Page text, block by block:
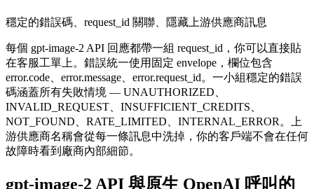
穩定的錯誤碼、request_id 關聯、隱藏上游供應商訊息
每個 gpt-image-2 API 回應都帶一組 request_id，你可以直接貼
在客服工單上。錯誤統一使用固定 envelope，欄位包含
error.code、error.message、error.request_id。一小組穩定的錯誤
碼涵蓋所有失敗情境 — UNAUTHORIZED、
INVALID_REQUEST、INSUFFICIENT_CREDITS、
NOT_FOUND、RATE_LIMITED、INTERNAL_ERROR。上
游供應商名稱會從每一條訊息中洗掉，你的客戶端不會在任何
故障時看到廠商內部細節。
gpt-image-2 API 與原生 OpenAI 呼叫的